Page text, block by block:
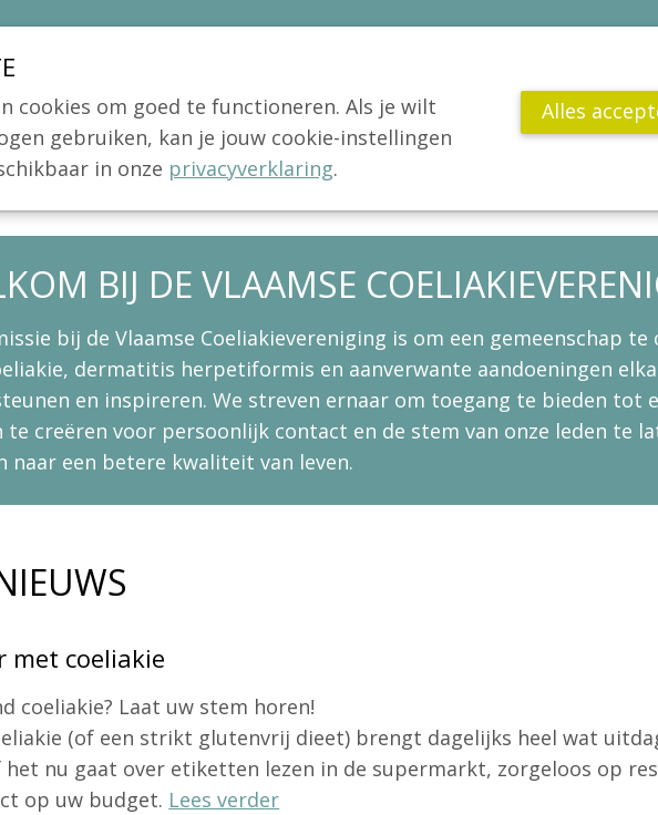
cookies om goed te functioneren. Als je wilt
gebruiken, kan je jouw cookie-instellingen
in onze privacyverklaring.
Alles
VCV Jong! Actua Publicaties
BIJ DE VLAAMSE
bij de Vlaamse Coeliakievereniging is om een gemeenschap
dermatitis herpetiformis en aanverwante aandoeningen
en inspireren. We streven ernaar om toegang te bieden tot
te creëren voor persoonlijk contact en de stem van onze leden te
naar een betere kwaliteit van leven.
met coeliakie
coeliakie? Laat uw stem horen!
(of een strikt glutenvrij dieet) brengt dagelijks heel wat
het nu gaat over etiketten lezen in de supermarkt, zorgeloos op
op uw budget. Lees verder